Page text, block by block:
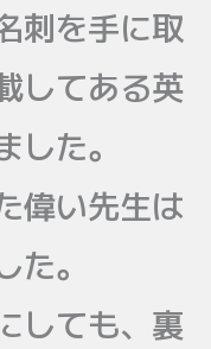
刺を手に取
してある英
た。
偉い先生は
。
しても、裏